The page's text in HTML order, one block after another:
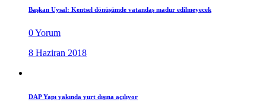
Başkan Uysal: Kentsel dönüşümde vatandaş madur edilmeyecek
0 Yorum
8 Haziran 2018
DAP Yapı yakında yurt dışına açılıyor